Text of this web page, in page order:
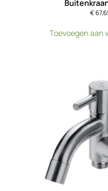
€
Toevoegen aan